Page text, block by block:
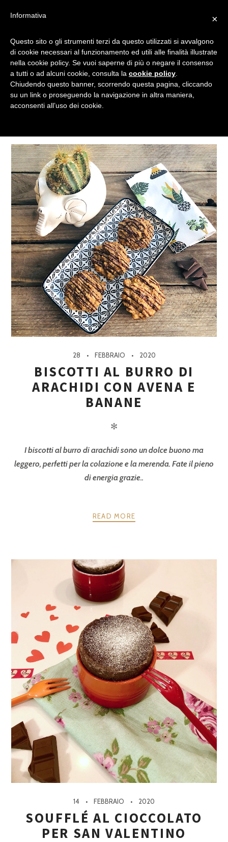
IN CUCINA CON PATTÌNI
Categorie
28 FEBBRAIO 2020
BISCOTTI AL BURRO DI
ARACHIDI CON AVENA E
BANANE
✻
I biscotti al burro di arachidi sono un dolce buono ma
leggero, perfetti per la colazione e la merenda. Fate il pieno
di energia grazie..
READ MORE
14 FEBBRAIO 2020
SOUFFLÉ AL CIOCCOLATO
PER SAN VALENTINO
×
Informativa
Questo sito o gli strumenti terzi da questo utilizzati si avvalgono
di cookie necessari al funzionamento ed utili alle finalità illustrate
nella cookie policy. Se vuoi saperne di più o negare il consenso
a tutti o ad alcuni cookie, consulta la cookie policy
Chiudendo questo banner, scorrendo questa pagina, cliccando
su un link o proseguendo la navigazione in altra maniera,
acconsenti all’uso dei cookie.